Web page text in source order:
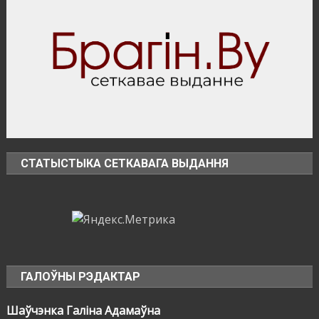
СТАТЫСТЫКА СЕТКАВАГА ВЫДАННЯ
ГАЛОЎНЫ РЭДАКТАР
Шаўчэнка Галіна Адамаўна